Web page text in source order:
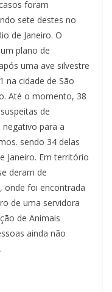
foram
sete destes no
de Janeiro. O
plano de
uma ave silvestre
na cidade de São
Até o momento, 38
de
para a
sendo 34 delas
Janeiro. Em território
deram de
onde foi encontrada
de uma servidora
de Animais
ainda não